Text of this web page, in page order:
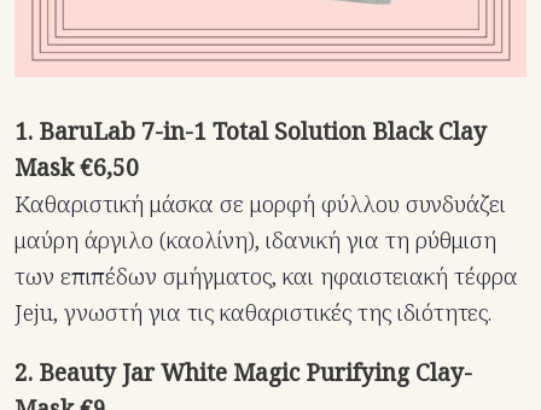
1. BaruLab 7-in-1 Total Solution Black Clay
Mask €6,50
Kαθαριστική μάσκα σε μορφή φύλλου συνδυάζει
μαύρη άργιλο (καολίνη), ιδανική για τη ρύθμιση
των επιπέδων σμήγματος, και ηφαιστειακή τέφρα
Jeju, γνωστή για τις καθαριστικές της ιδιότητες.
2. Beauty Jar White Magic Purifying Clay-